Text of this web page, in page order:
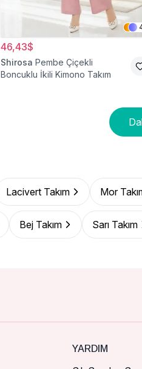
46,43$
Shirosa Pembe Çiçekli
Boncuklu İkili Kimono Takım
Lacivert Takım Mor
Bej Takım Sarı Takım
YARDIM